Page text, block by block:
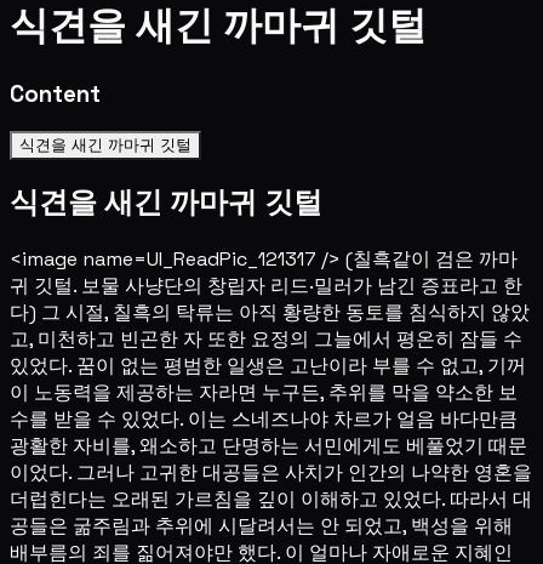
식견을 새긴 까마귀 깃털
Content
식견을 새긴 까마귀 깃털
식견을 새긴 까마귀 깃털
<image name=UI_ReadPic_121317 /> (칠흑같이 검은 까마
귀 깃털. 보물 사냥단의 창립자 리드·밀러가 남긴 증표라고 한
다) 그 시절, 칠흑의 탁류는 아직 황량한 동토를 침식하지 않았
고, 미천하고 빈곤한 자 또한 요정의 그늘에서 평온히 잠들 수
있었다. 꿈이 없는 평범한 일생은 고난이라 부를 수 없고, 기꺼
이 노동력을 제공하는 자라면 누구든, 추위를 막을 약소한 보
수를 받을 수 있었다. 이는 스네즈나야 차르가 얼음 바다만큼
광활한 자비를, 왜소하고 단명하는 서민에게도 베풀었기 때문
이었다. 그러나 고귀한 대공들은 사치가 인간의 나약한 영혼을
더럽힌다는 오래된 가르침을 깊이 이해하고 있었다. 따라서 대
공들은 굶주림과 추위에 시달려서는 안 되었고, 백성을 위해
배부름의 죄를 짊어져야만 했다. 이 얼마나 자애로운 지혜인